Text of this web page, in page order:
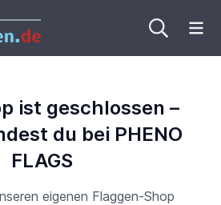
ist geschlossen –
du bei PHENO
FLAGS
eigenen Flaggen-Shop